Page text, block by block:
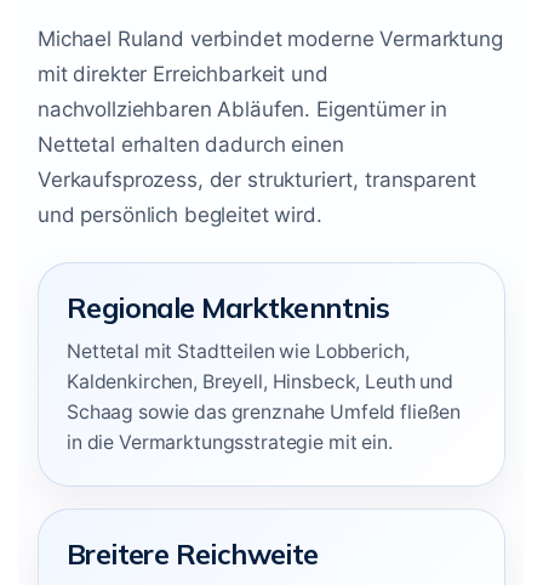
Michael Ruland verbindet moderne Vermarktung
mit direkter Erreichbarkeit und
nachvollziehbaren Abläufen. Eigentümer in
Nettetal erhalten dadurch einen
Verkaufsprozess, der strukturiert, transparent
und persönlich begleitet wird.
Regionale Marktkenntnis
Nettetal mit Stadtteilen wie Lobberich,
Kaldenkirchen, Breyell, Hinsbeck, Leuth und
Schaag sowie das grenznahe Umfeld fließen
in die Vermarktungsstrategie mit ein.
Breitere Reichweite